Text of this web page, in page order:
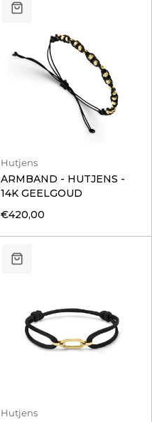
Hutjens
ARMBAND - HUTJENS -
14K GEELGOUD
€420,00
Hutjens